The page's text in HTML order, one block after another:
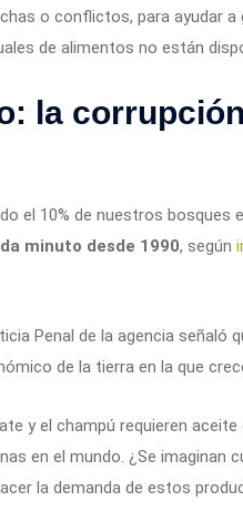
o conflictos, para ayudar a
de alimentos no están
la
el 10% de nuestros bosques
minuto desde 1990, según
Penal de la agencia señaló
de la tierra en la que
y el champú requieren aceite
en el mundo. ¿Se imaginan
la demanda de estos